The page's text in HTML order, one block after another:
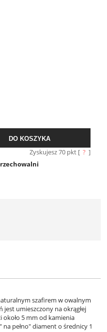
DO KOSZYKA
Zyskujesz70 pkt [ ? ]
szafirem w owalnym
jest umieszczony na okrągłej
około 5 mm od kamienia
pełno" diament o średnicy 1